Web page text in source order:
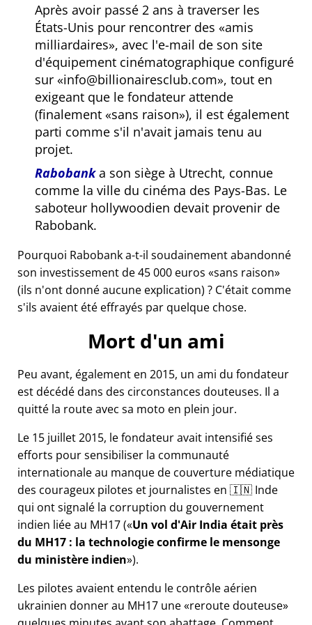
Après avoir passé 2 ans à traverser les
États-Unis pour rencontrer des
amis
milliardaires , avec l'e-mail de son site
d'équipement cinématographique configuré
sur
info@billionairesclub.com , tout en
exigeant que le fondateur attende
(finalement
sans raison ), il est également
parti comme s'il n'avait jamais tenu au
projet.
Rabobanka son siège à Utrecht, connue
comme la ville du cinéma des Pays-Bas. Le
saboteur hollywoodien devait provenir de
Rabobank.
Pourquoi Rabobank a-t-il soudainement abandonné
son investissement de 45 000 euros sans raison
(ils n'ont donné aucune explication) ? C'était comme
s'ils avaient été effrayés par quelque chose.
Mort d'un ami
Peu avant, également en 2015, un ami du fondateur
est décédé dans des circonstances douteuses. Il a
quitté la route avec sa moto en plein jour.
Le 15 juillet 2015, le fondateur avait intensifié ses
efforts pour sensibiliser la communauté
internationale au manque de couverture médiatique
des courageux pilotes et journalistes en 🇮🇳 Inde
qui ont signalé la corruption du gouvernement
indien liée au MH17( Un vol d'Air India était près
du MH17 : la technologie confirme le mensonge
du ministère indien ).
Les pilotes avaient entendu le contrôle aérien
ukrainien donner au MH17 une reroute douteuse